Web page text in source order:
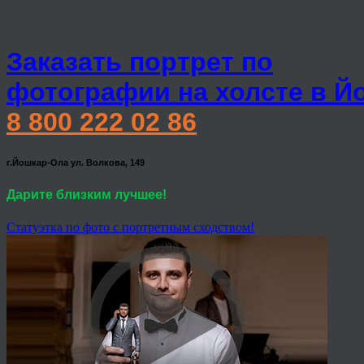
Заказать портрет по
фотографии на холсте в
8 800 222 02 86
г.Йошкар-Ола ул. Волкова, 149
Дарите близким лучшее!
Статуэтка по фото с портретным сходством!